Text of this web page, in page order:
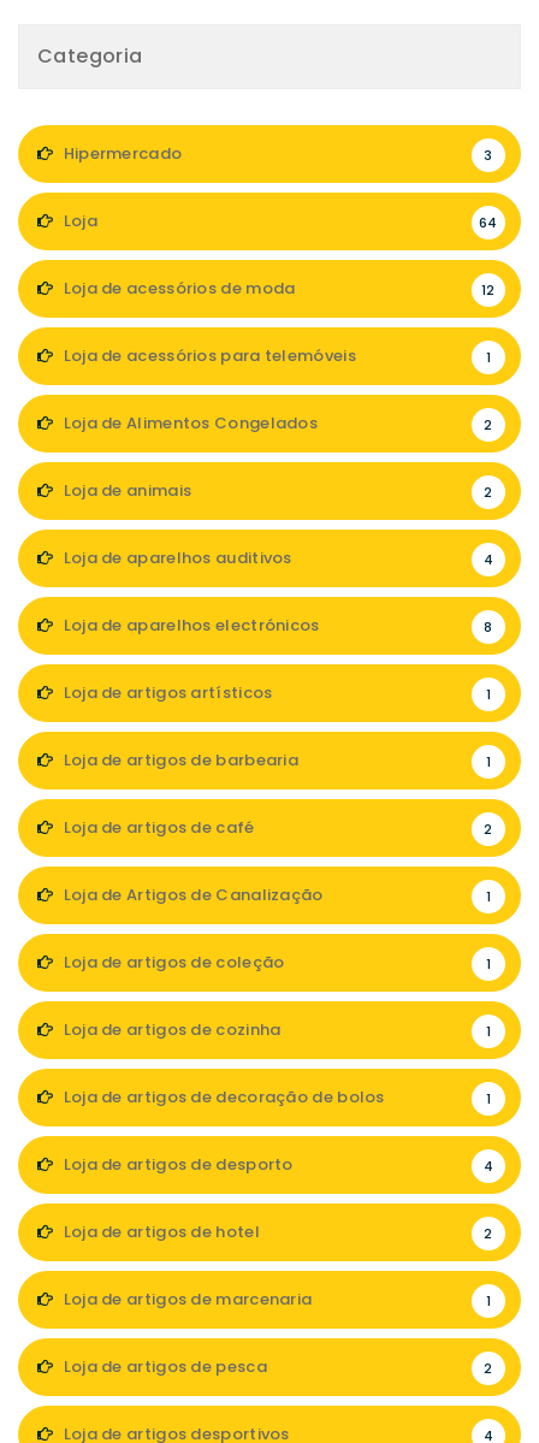
Categoria
Hipermercado 3
Loja 64
Loja de acessórios de moda 12
Loja de acessórios para telemóveis 1
Loja de Alimentos Congelados 2
Loja de animais 2
Loja de aparelhos auditivos 4
Loja de aparelhos electrónicos 8
Loja de artigos artísticos 1
Loja de artigos de barbearia 1
Loja de artigos de café 2
Loja de Artigos de Canalização 1
Loja de artigos de coleção 1
Loja de artigos de cozinha 1
Loja de artigos de decoração de bolos 1
Loja de artigos de desporto 4
Loja de artigos de hotel 2
Loja de artigos de marcenaria 1
Loja de artigos de pesca 2
Loja de artigos desportivos 4